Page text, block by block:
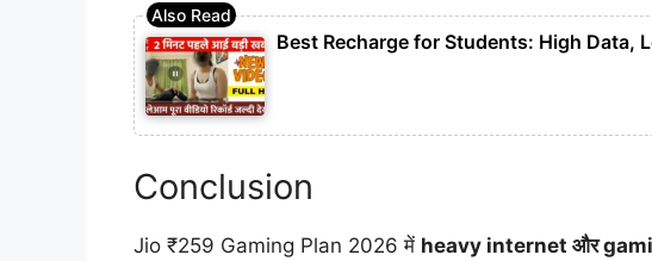
Best Recharge for Students: High Data,
Conclusion
Jio ₹259 Gaming Plan 2026 में heavy internet और